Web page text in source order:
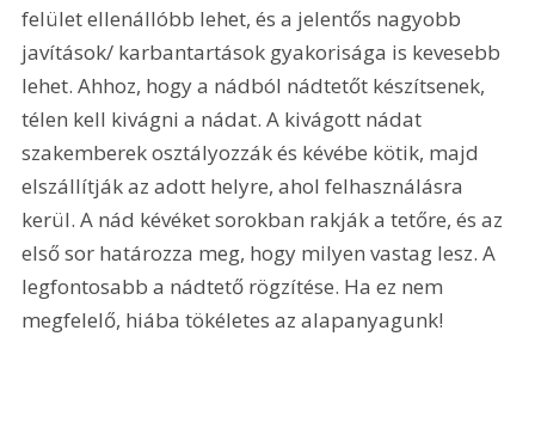
felület ellenállóbb lehet, és a jelentős nagyobb
javítások/ karbantartások gyakorisága is kevesebb
lehet. Ahhoz, hogy a nádból nádtetőt készítsenek,
télen kell kivágni a nádat. A kivágott nádat
szakemberek osztályozzák és kévébe kötik, majd
elszállítják az adott helyre, ahol felhasználásra
kerül. A nád kévéket sorokban rakják a tetőre, és az
első sor határozza meg, hogy milyen vastag lesz. A
legfontosabb a nádtető rögzítése. Ha ez nem
megfelelő, hiába tökéletes az alapanyagunk!